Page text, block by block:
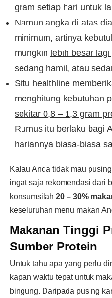
gram setiap hari untuk
Namun angka di atas
minimum, artinya
mungkin lebih besar
sedang hamil, atau
Situ healthline
menghitung kebutuhan
sekitar 0,8 – 1,3 gram
Rumus itu berlaku bagi
hariannya biasa-biasa
Kalau Anda tidak mau
ingat saja rekomendasi dari
konsumsilah 20 – 30%
keseluruhan menu makan
Makanan Tinggi
Sumber Protein
Untuk tahu apa yang perlu
kapan waktu tepat untuk
bingung. Daripada pusing